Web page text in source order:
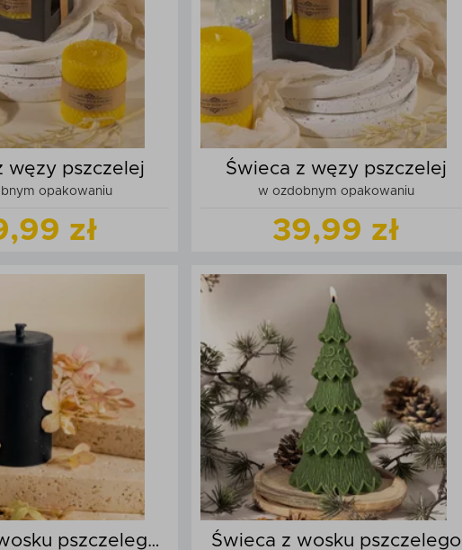
węzy pszczelej
opakowaniu
zł
do koszyka
Świeca z węzy pszczelej
w ozdobnym opakowaniu
39,99 zł
Zobacz
Dodaj do koszyka
pszczelego
Świeca z wosku pszczelego